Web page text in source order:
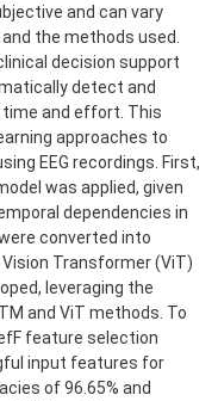
and can vary
the methods used.
decision support
detect and
and effort. This
approaches to
EEG recordings. First,
was applied, given
dependencies in
converted into
Transformer (ViT)
leveraging the
and ViT methods. To
feature selection
input features for
of 96.65% and